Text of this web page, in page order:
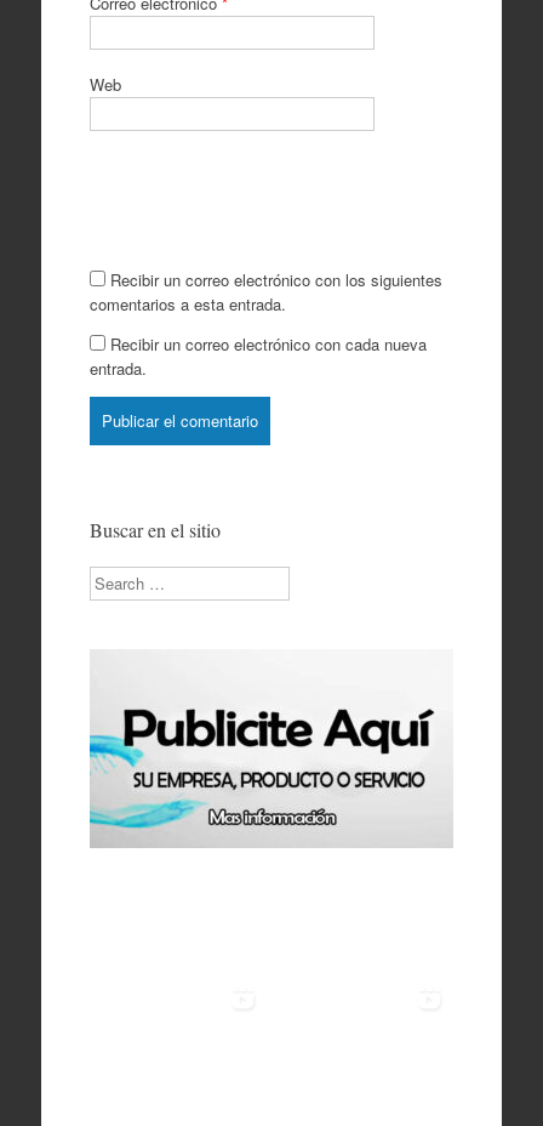
Web
Recibir un correo electrónico con los siguientes
comentarios a esta entrada.
Recibir un correo electrónico con cada nueva
entrada.
Buscar en el sitio
Search